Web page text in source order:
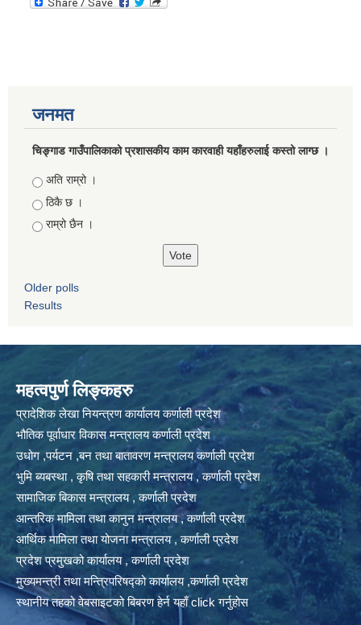
जनमत
चिङ्गाड गाउँपालिकाको प्रशासकीय काम कारवाही यहाँहरुलाई कस्तो लाग्छ ।
Choices
अति राम्रो ।
ठिकै छ ।
राम्रो छैन ।
Older polls
Results
महत्वपुर्ण लिङ्कहरु
प्रादेशिक लेखा नियन्त्रण कार्यालय कर्णाली प्रदेश
भौतिक पूर्वाधार विकास मन्त्रालय कर्णाली प्रदेश
उधोग ,पर्यटन ,बन तथा बातावरण मन्त्रालय कर्णाली प्रदेश
भुमि ब्यबस्था , कृषि तथा सहकारी मन्त्रालय , कर्णाली प्रदेश
सामाजिक बिकास मन्त्रालय , कर्णाली प्रदेश
आन्तरिक मामिला तथा कानुन मन्त्रालय , कर्णाली प्रदेश
आर्थिक मामिला तथा योजना मन्त्रालय , कर्णाली प्रदेश
प्रदेश प्रमुखको कार्यालय , कर्णाली प्रदेश
मुख्यमन्त्री तथा मन्त्रिपरिषद्को कार्यालय ,कर्णाली प्रदेश
स्थानीय तहको वेबसाइटको बिबरण हेर्न यहाँ click गर्नुहोस